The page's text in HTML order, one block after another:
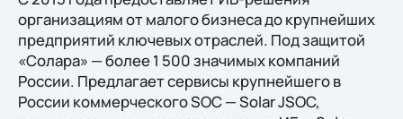
организациям от малого бизнеса до крупнейших
предприятий ключевых отраслей. Под защитой
«Солара» — более 1 500 значимых компаний
России. Предлагает сервисы крупнейшего в
России коммерческого SOC — Solar JSOC,